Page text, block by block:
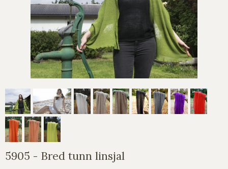
5905 - Bred tunn linsjal